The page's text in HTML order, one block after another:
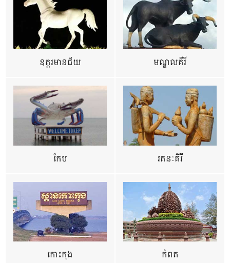
ឧត្ដរមានជ័យ មណ្ឌលគីរី
កែប រតនៈគីរី
កោះកុង កំពត